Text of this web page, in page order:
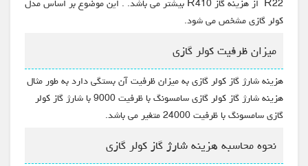
R22 از هزینه گاز R410 بیشتر می باشد. . این موضوع بر اساس مدل
کولر گازی مشخص می شود.
میزان ظرفیت کولر گازی
هزینه شارژ گاز کولر گازی به میزان ظرفیت آن بستگی دارد به طور مثال
هزینه شارژ گاز کولر گازی سامسونگ با ظرفیت 9000 با شارژ گاز کولر
گازی سامسونگ با ظرفیت 24000 متغیر می باشد.
نحوه محاسبه هزینه شارژ گاز کولر گازی